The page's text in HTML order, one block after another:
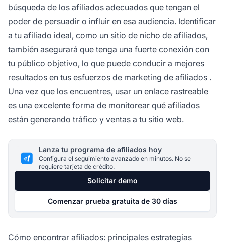
búsqueda de los afiliados adecuados que tengan el
poder de persuadir o influir en esa audiencia. Identificar
a tu afiliado ideal, como un sitio de nicho de afiliados,
también asegurará que tenga una fuerte conexión con
tu público objetivo, lo que puede conducir a mejores
resultados en tus esfuerzos de marketing de afiliados .
Una vez que los encuentres, usar un enlace rastreable
es una excelente forma de monitorear qué afiliados
están generando tráfico y ventas a tu sitio web.
Lanza tu programa de afiliados hoy
Configura el seguimiento avanzado en minutos. No se
requiere tarjeta de crédito.
Solicitar demo
Comenzar prueba gratuita de 30 días
Cómo encontrar afiliados: principales estrategias